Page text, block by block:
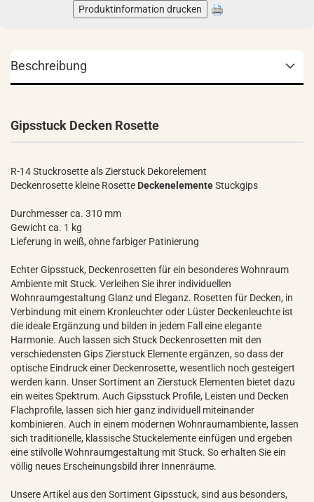
Produktinformation drucken
Beschreibung
Gipsstuck Decken Rosette
R-14 Stuckrosette als Zierstuck Dekorelement
Deckenrosette kleine Rosette DeckenelementeStuckgips
Durchmesser ca. 310 mm
Gewicht ca. 1 kg
Lieferung in weiß, ohne farbiger Patinierung
Echter Gipsstuck, Deckenrosetten für ein besonderes Wohnraum
Ambiente mit Stuck. Verleihen Sie ihrer individuellen
Wohnraumgestaltung Glanz und Eleganz. Rosetten für Decken, in
Verbindung mit einem Kronleuchter oder Lüster Deckenleuchte ist
die ideale Ergänzung und bilden in jedem Fall eine elegante
Harmonie. Auch lassen sich Stuck Deckenrosetten mit den
verschiedensten Gips Zierstuck Elemente ergänzen, so dass der
optische Eindruck einer Deckenrosette, wesentlich noch gesteigert
werden kann. Unser Sortiment an Zierstuck Elementen bietet dazu
ein weites Spektrum. Auch Gipsstuck Profile, Leisten und Decken
Flachprofile, lassen sich hier ganz individuell miteinander
kombinieren. Auch in einem modernen Wohnraumambiente, lassen
sich traditionelle, klassische Stuckelemente einfügen und ergeben
eine stilvolle Wohnraumgestaltung mit Stuck. So erhalten Sie ein
völlig neues Erscheinungsbild ihrer Innenräume.
Unsere Artikel aus den Sortiment Gipsstuck, sind aus besonders,